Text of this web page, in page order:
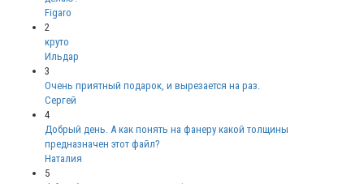
Figaro
2
круто
Ильдар
3
Очень приятный подарок, и вырезается на раз.
Сергей
4
Добрый день. А как понять на фанеру какой толщины
предназначен этот файл?
Наталия
5